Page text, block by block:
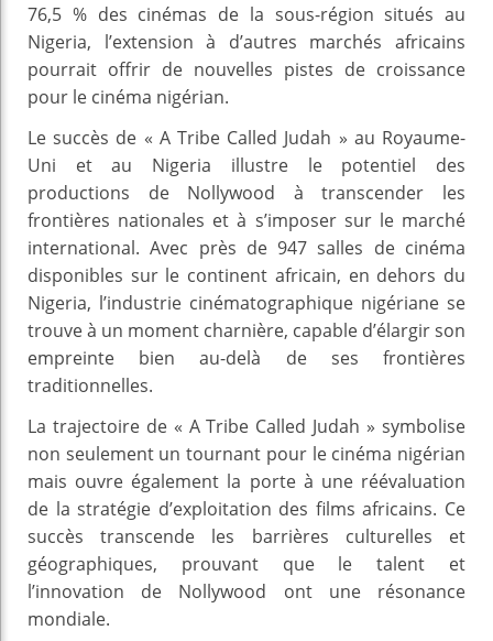
76,5 % des cinémas de la sous-région situés au
Nigeria, l’extension à d’autres marchés africains
pourrait offrir de nouvelles pistes de croissance
pour le cinéma nigérian.
Le succès de « A Tribe Called Judah » au Royaume-
Uni et au Nigeria illustre le potentiel des
productions de Nollywood à transcender les
frontières nationales et à s’imposer sur le marché
international. Avec près de 947 salles de cinéma
disponibles sur le continent africain, en dehors du
Nigeria, l’industrie cinématographique nigériane se
trouve à un moment charnière, capable d’élargir son
empreinte bien au-delà de ses frontières
traditionnelles.
La trajectoire de « A Tribe Called Judah » symbolise
non seulement un tournant pour le cinéma nigérian
mais ouvre également la porte à une réévaluation
de la stratégie d’exploitation des films africains. Ce
succès transcende les barrières culturelles et
géographiques, prouvant que le talent et
l’innovation de Nollywood ont une résonance
mondiale.